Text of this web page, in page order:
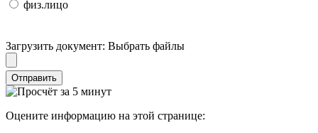
физ.лицо
Загрузить документ: Выбрать файлы
Отправить
Оцените информацию на этой странице: